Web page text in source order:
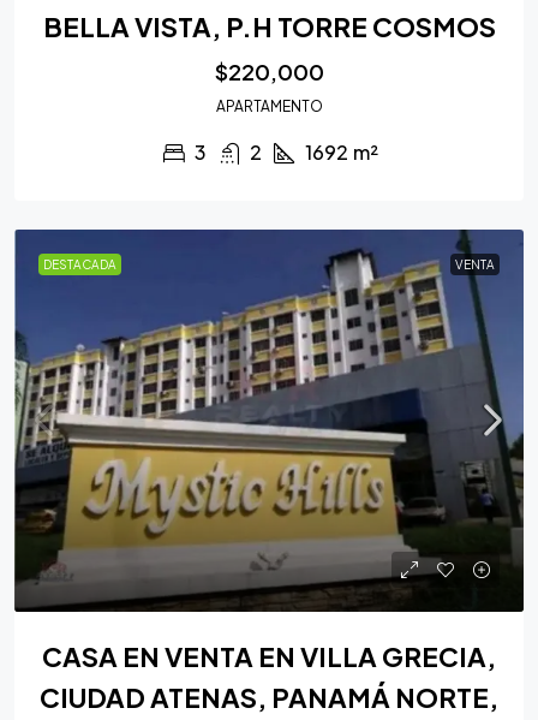
BELLA VISTA, P.H TORRE COSMOS
$220,000
APARTAMENTO
3 2 1692 m²
DESTACADA VENTA
CASA EN VENTA EN VILLA GRECIA,
CIUDAD ATENAS, PANAMÁ NORTE,